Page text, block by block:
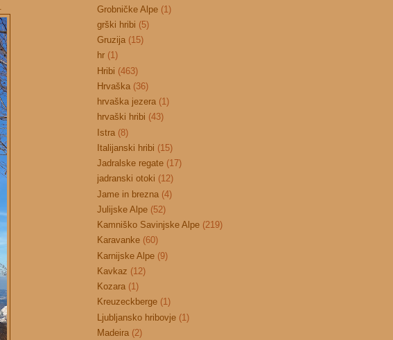
Grobničke Alpe (1)
grški hribi (5)
Gruzija (15)
hr (1)
Hribi (463)
Hrvaška (36)
hrvaška jezera (1)
hrvaški hribi (43)
Istra (8)
Italijanski hribi (15)
Jadralske regate (17)
jadranski otoki (12)
Jame in brezna (4)
Julijske Alpe (52)
Kamniško Savinjske Alpe (219)
Karavanke (60)
Karnijske Alpe (9)
Kavkaz (12)
Kozara (1)
Kreuzeckberge (1)
Ljubljansko hribovje (1)
Madeira (2)